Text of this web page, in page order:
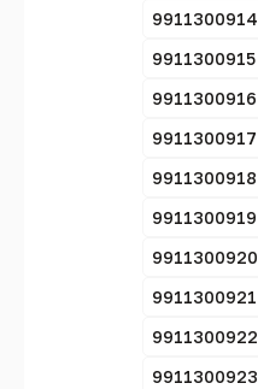
9911300914
9911300915
9911300916
9911300917
9911300918
9911300919
9911300920
9911300921
9911300922
9911300923